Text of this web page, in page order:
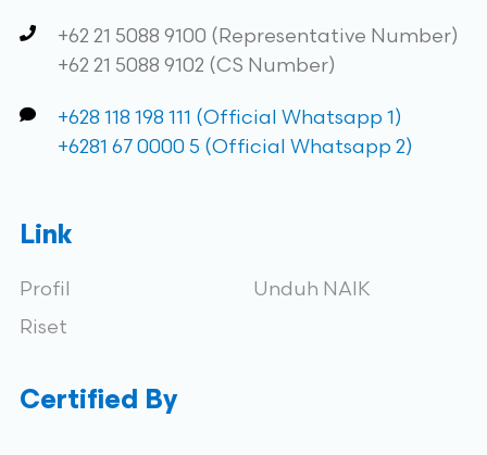
+62 21 5088 9100 (Representative Number)
+62 21 5088 9102 (CS Number)
+628 118 198 111 (Official Whatsapp 1)
+6281 67 0000 5 (Official Whatsapp 2)
Link
Profil
Riset
Unduh NAIK
Certified By